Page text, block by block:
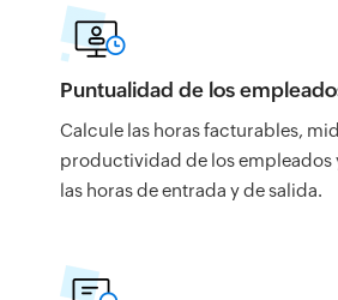
Puntualidad de los
Calcule las horas facturables,
productividad de los empleados
las horas de entrada y de salida.